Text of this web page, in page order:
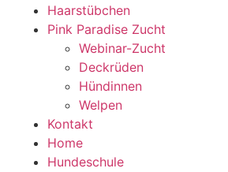
Haarstübchen
Pink Paradise Zucht
Webinar-Zucht
Deckrüden
Hündinnen
Welpen
Kontakt
Home
Hundeschule